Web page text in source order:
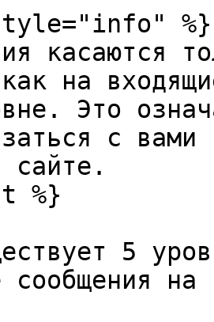
%}
касаются
на
Это
с
сайте.
%}
5
сообщения